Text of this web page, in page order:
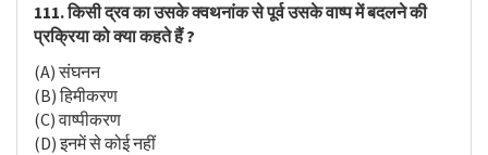
111. किसी द्रव का उसके क्वथनांक से पूर्व उसके वाष्प में बदलने की
प्रक्रिया को क्या कहते हैं ?
(A) संघनन
(B) हिमीकरण
(C) वाष्पीकरण
(D) इनमें से कोई नहीं